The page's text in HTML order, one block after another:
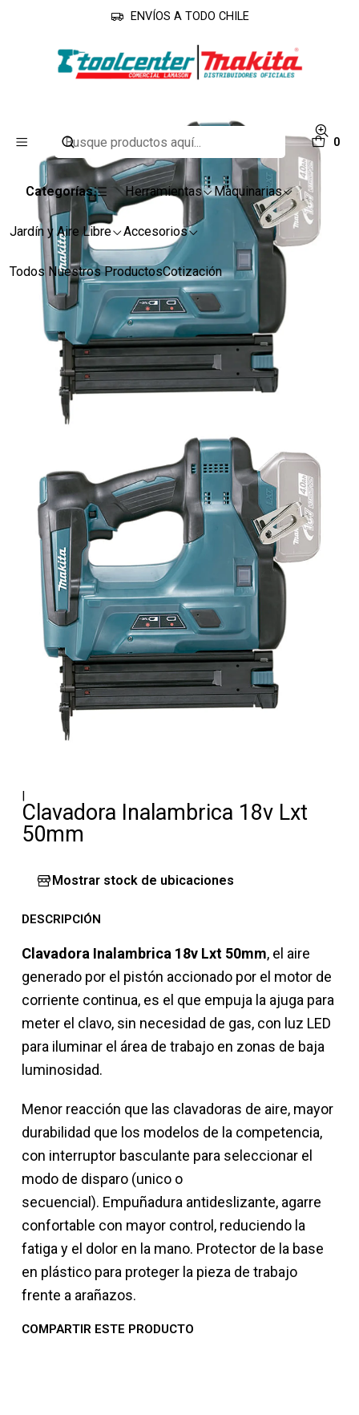
0
Categorías Herramientas Maquinarias
Jardín y Aire Libre Accesorios
Todos Nuestros ProductosCotización
ENVÍOS A TODO CHILE
Inicio Línea Industrial
Clavadoras
Clavadora Inalambrica 18v Lxt 50mm
|
Clavadora Inalambrica 18v Lxt
50mm
Mostrar stock de ubicaciones
DESCRIPCIÓN
Clavadora Inalambrica 18v Lxt 50mm, el aire
generado por el pistón accionado por el motor de
corriente continua, es el que empuja la ajuga para
meter el clavo, sin necesidad de gas, con luz LED
para iluminar el área de trabajo en zonas de baja
luminosidad.
Menor reacción que las clavadoras de aire, mayor
durabilidad que los modelos de la competencia,
con interruptor basculante para seleccionar el
modo de disparo (unico o
secuencial). Empuñadura antideslizante, agarre
confortable con mayor control, reduciendo la
fatiga y el dolor en la mano. Protector de la base
en plástico para proteger la pieza de trabajo
frente a arañazos.
COMPARTIR ESTE PRODUCTO